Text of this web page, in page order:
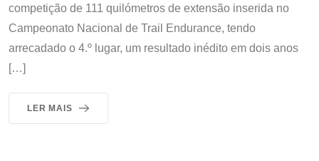
competição de 111 quilómetros de extensão inserida no
Campeonato Nacional de Trail Endurance, tendo
arrecadado o 4.º lugar, um resultado inédito em dois anos
[…]
LER MAIS